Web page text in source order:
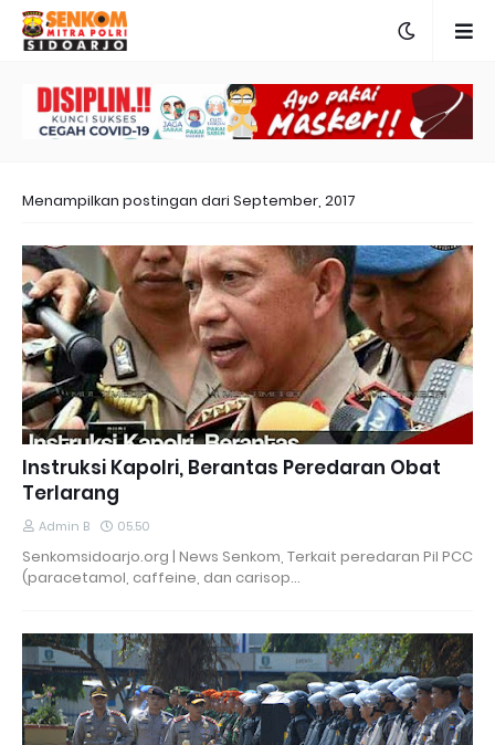
Menampilkan postingan dari September, 2017
Instruksi Kapolri, Berantas Peredaran Obat
Terlarang
Admin B 05.50
Senkomsidoarjo.org | News Senkom, Terkait peredaran Pil PCC
(paracetamol, caffeine, dan carisop…